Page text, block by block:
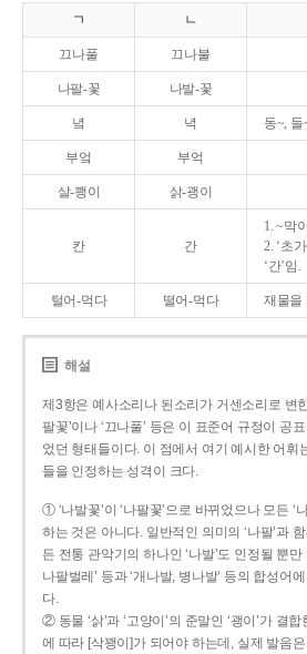
ㄱ ㄴ
끄나풀 끄나불
나팔-꽃 나발-꽃
녘 녁 동~, 들
부엌 부억
살-쾡이 삵-괭이
칸 간
1. ~막
2. ‘초
‘간’임.
털어-먹다 떨어-먹다 재물을
해설
제3항은 예사소리나 된소리가 거센소리로 변
팔꽃’이나 ‘끄나풀’ 등은 이 표준어 규정이 공
었던 형태들이다. 이 점에서 여기 예시한 어휘
들을 인정하는 성격이 크다.
① ‘나발꽃’이 ‘나팔꽃’으로 바뀌었으나 모든 ‘
하는 것은 아니다. 일반적인 의미의 ‘나팔’과
든 전통 관악기의 하나인 ‘나발’도 인정될 뿐
나팔벌레’ 등과 ‘개나발, 병나발’ 등의 합성어
다.
② 동물 ‘삵’과 ‘고양이’의 준말인 ‘괭이’가 결
에 따라 [삭꽹이]가 되어야 하는데, 실제 발음